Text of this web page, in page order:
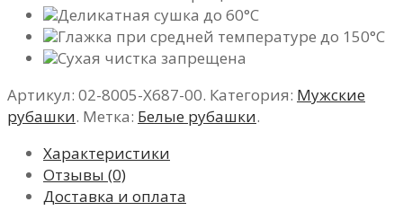
Деликатная сушка до 60°C
Глажка при средней температуре до 150°C
Сухая чистка запрещена
Артикул: 02-8005-X687-00. Категория: Мужские
рубашки. Метка: Белые рубашки.
Характеристики
Отзывы (0)
Доставка и оплата